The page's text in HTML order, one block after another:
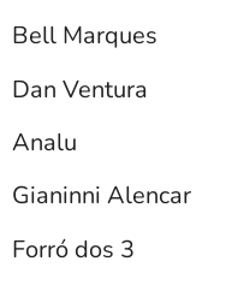
Bell Marques
Dan Ventura
Analu
Gianinni Alencar
Forró dos 3